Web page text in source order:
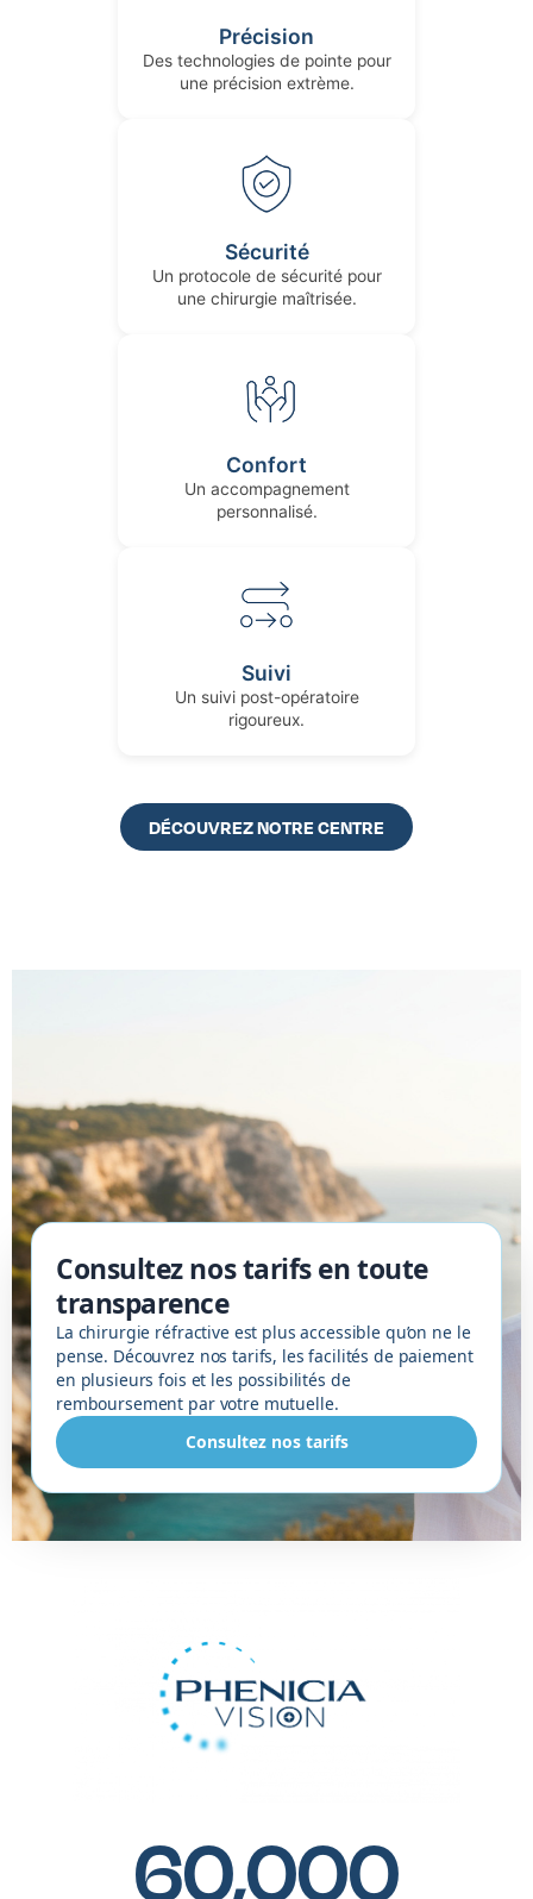
Précision
Des technologies de pointe pour
une précision extrème.
Sécurité
Un protocole de sécurité pour
une chirurgie maîtrisée.
Confort
Un accompagnement
personnalisé.
Suivi
Un suivi post-opératoire
rigoureux.
DÉCOUVREZ NOTRE CENTRE
Consultez nos tarifs en toute
transparence
La chirurgie réfractive est plus accessible qu’on ne le
pense. Découvrez nos tarifs, les facilités de paiement
en plusieurs fois et les possibilités de
remboursement par votre mutuelle.
Consultez nos tarifs
60,000